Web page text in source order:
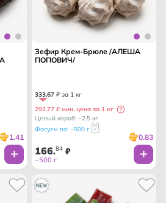
1.41
Зефир Крем-Брюле /АЛЕША
ПОПОВИЧ/
333.67 ₽ за 1 кг
292.77 ₽ мин. цена за 1 кг
Целый короб: ~2.5 кг
Фасуем по: ~500 г
0.83
166.84 ₽
~500 г